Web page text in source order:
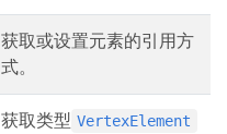
获取或设置元素的引用方
式。
获取类型 VertexElement